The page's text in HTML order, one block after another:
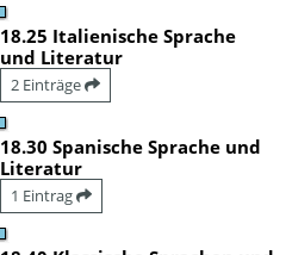
18.25 Italienische Sprache
und Literatur
2 Einträge
18.30 Spanische Sprache und
Literatur
1 Eintrag